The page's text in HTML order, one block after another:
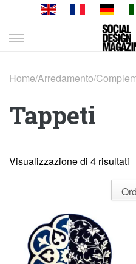
Skip
Home/Arredamento/
Tappeti
Visualizzazione di 4 risultati